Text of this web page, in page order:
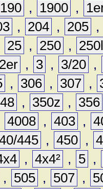
190 , 1900 ,
, 204 , 205 ,
25 , 250 ,
2er , 3 , 3/20 ,
, 306 , 307 ,
, 350z ,
356
4008 , 403 ,
445 , 450 ,
, 4x4² , 5 ,
, 505 , 507 ,